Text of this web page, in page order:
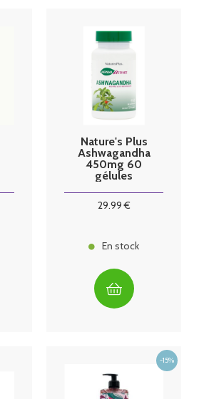
Nature's Plus
Ashwagandha
450mg 60
gélules
29.99€
En stock